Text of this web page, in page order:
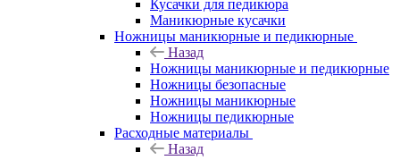
Кусачки для педикюра
Маникюрные кусачки
Ножницы маникюрные и педикюрные
Назад
Ножницы маникюрные и педикюрные
Ножницы безопасные
Ножницы маникюрные
Ножницы педикюрные
Расходные материалы
Назад